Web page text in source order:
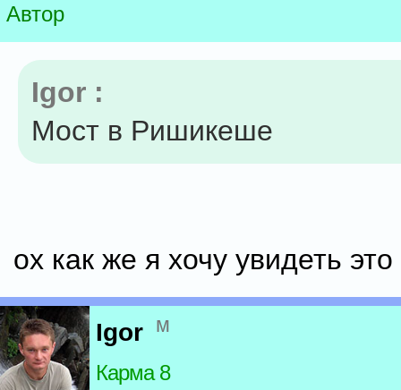
Автор
Igor :
Мост в Ришикеше
ох как же я хочу увидеть
Igor м
Карма 8